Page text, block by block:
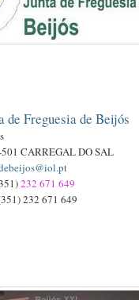
de Freguesia de Beijós
CARREGAL DO SAL
232 671 649
232 671 649